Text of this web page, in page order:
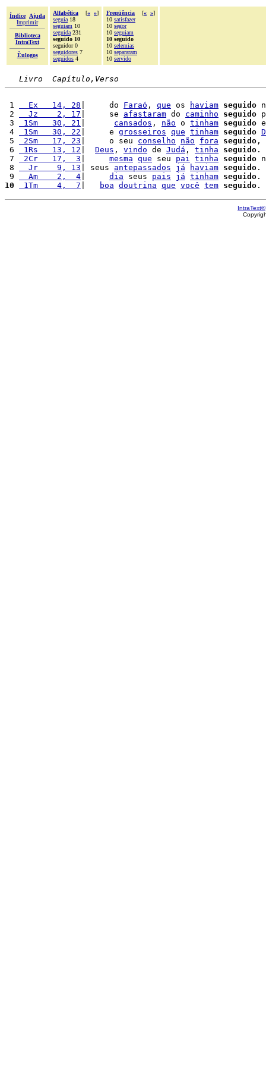
Índice
Ajuda
Imprimir
Biblioteca
IntraText
Èulogos
Alfabética [« »]
seguia 18
seguiam 10
seguida 231
seguido 10
seguidor 0
seguidores 7
seguidos 4
Freqüência [« »]
10 satisfazer
10 segor
10 seguiam
10 seguido
10 selemias
10 separaram
10 servido
Livro  Capítulo,Verso
1
  Ex   14, 28
|     do Faraó , que os haviam seguido
2
  Jz    2, 17
|     se afastaram do caminho seguido
3
1Sm   30, 21 cansados , não o tinham seguido
4
1Sm   30, 22 |     e grosseiros que tinham seguido
5
2Sm   17, 23 |     o seu conselho não fora seguido ,
6
1Rs   13, 12 Deus , vindo de Judá , tinha seguido .
7
2Cr   17,  3 mesma que seu pai tinha seguido
8
  Jr    9, 13
| seus antepassados já haviam seguido .
9
  Am    2,  4
dia seus pais já tinham seguido
10
1Tm    4,  7 boa doutrina que você tem seguido
IntraText®